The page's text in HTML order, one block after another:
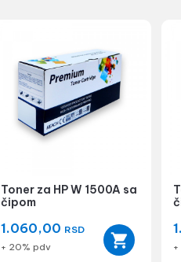
Toner za HP W 1500A sa
čipom
1.060,00 RSD
+ 20% pdv